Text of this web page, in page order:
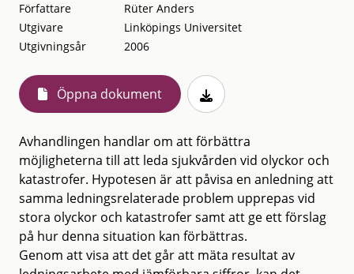
Författare
Rüter Anders
Utgivare
Linköpings Universitet
Utgivningsår
2006
Öppna dokument
Avhandlingen handlar om att förbättra
möjligheterna till att leda sjukvården vid olyckor och
katastrofer. Hypotesen är att påvisa en anledning att
samma ledningsrelaterade problem upprepas vid
stora olyckor och katastrofer samt att ge ett förslag
på hur denna situation kan förbättras.
Genom att visa att det går att mäta resultat av